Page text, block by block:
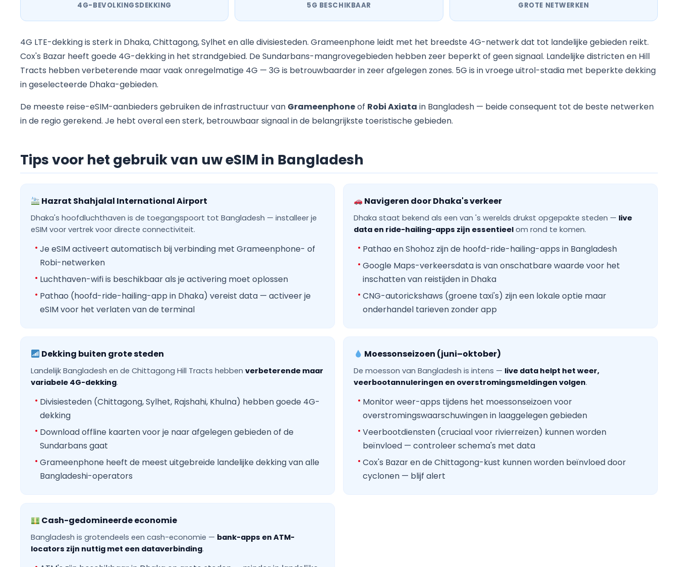
4G-BEVOLKINGSDEKKING 5G BESCHIKBAAR GROTE NETWERKEN
4G LTE-dekking is sterk in Dhaka, Chittagong, Sylhet en alle divisiesteden. Grameenphone leidt met het breedste 4G-netwerk dat tot landelijke gebieden reikt.
Cox's Bazar heeft goede 4G-dekking in het strandgebied. De Sundarbans-mangrovegebieden hebben zeer beperkt of geen signaal. Landelijke districten en Hill
Tracts hebben verbeterende maar vaak onregelmatige 4G — 3G is betrouwbaarder in zeer afgelegen zones. 5G is in vroege uitrol-stadia met beperkte dekking
in geselecteerde Dhaka-gebieden.
De meeste reise-eSIM-aanbieders gebruiken de infrastructuur van Grameenphoneof Robi Axiata in Bangladesh — beide consequent tot de beste netwerken
in de regio gerekend. Je hebt overal een sterk, betrouwbaar signaal in de belangrijkste toeristische gebieden.
Tips voor het gebruik van uw eSIM in Bangladesh
Hazrat Shahjalal International Airport
Dhaka's hoofdluchthaven is de toegangspoort tot Bangladesh — installeer je
eSIM voor vertrek voor directe connectiviteit.
Je eSIM activeert automatisch bij verbinding met Grameenphone- of
Robi-netwerken
Luchthaven-wifi is beschikbaar als je activering moet oplossen
Pathao (hoofd-ride-hailing-app in Dhaka) vereist data — activeer je
eSIM voor het verlaten van de terminal
Navigeren door Dhaka's verkeer
Dhaka staat bekend als een van 's werelds drukst opgepakte steden — live
data en ride-hailing-apps zijn essentieel om rond te komen.
Pathao en Shohoz zijn de hoofd-ride-hailing-apps in Bangladesh
Google Maps-verkeersdata is van onschatbare waarde voor het
inschatten van reistijden in Dhaka
CNG-autorickshaws (groene taxi's) zijn een lokale optie maar
onderhandel tarieven zonder app
Dekking buiten grote steden
Landelijk Bangladesh en de Chittagong Hill Tracts hebben verbeterende maar
variabele 4G-dekking.
Divisiesteden (Chittagong, Sylhet, Rajshahi, Khulna) hebben goede 4G-
dekking
Download offline kaarten voor je naar afgelegen gebieden of de
Sundarbans gaat
Grameenphone heeft de meest uitgebreide landelijke dekking van alle
Bangladeshi-operators
Moessonseizoen (juni–oktober)
De moesson van Bangladesh is intens — live data helpt het weer,
veerbootannuleringen en overstromingsmeldingen volgen.
Monitor weer-apps tijdens het moessonseizoen voor
overstromingswaarschuwingen in laaggelegen gebieden
Veerbootdiensten (cruciaal voor rivierreizen) kunnen worden
beïnvloed — controleer schema's met data
Cox's Bazar en de Chittagong-kust kunnen worden beïnvloed door
cyclonen — blijf alert
Cash-gedomineerde economie
Bangladesh is grotendeels een cash-economie — bank-apps en ATM-
locators zijn nuttig met een dataverbinding.